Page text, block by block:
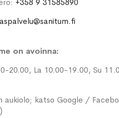
+358 9 31585890
on avoinna:
20.00, La 10.00-19.00, Su
aukiolo; katso Google /